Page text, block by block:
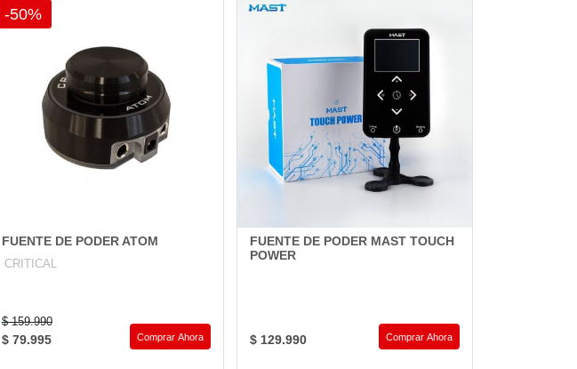
-50%
FUENTE DE PODER ATOM
CRITICAL
$ 159.990
$ 79.995 Comprar Ahora
FUENTE DE PODER MAST TOUCH
POWER
$ 129.990 Comprar Ahora